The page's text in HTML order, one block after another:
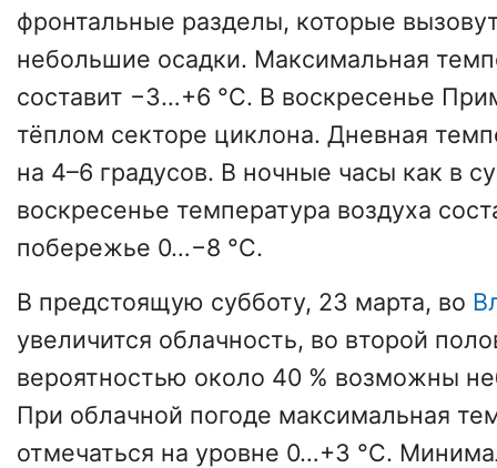
фронтальные разделы, которые
небольшие осадки. Максимальная
составит −3…+6 °C. В воскресенье
тёплом секторе циклона. Дневная
на 4–6 градусов. В ночные часы как в
воскресенье температура воздуха
побережье 0…−8 °C.
В предстоящую субботу, 23 марта, во
увеличится облачность, во второй
вероятностью около 40 % возможны
При облачной погоде максимальная
отмечаться на уровне 0…+3 °C.